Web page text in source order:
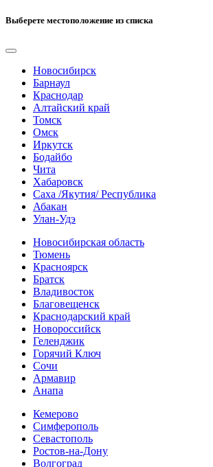
Выберете местоположение из списка
Новосибирск
Барнаул
Краснодар
Алтайский край
Томск
Омск
Иркутск
Бодайбо
Чита
Хабаровск
Саха /Якутия/ Республика
Абакан
Улан-Удэ
Новосибирская область
Тюмень
Красноярск
Братск
Владивосток
Благовещенск
Краснодарский край
Новороссийск
Геленджик
Горячий Ключ
Сочи
Армавир
Анапа
Кемерово
Симферополь
Севастополь
Ростов-на-Дону
Волгоград